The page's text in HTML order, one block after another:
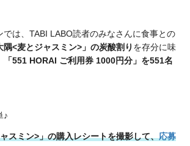
では、TABI LABO読者のみなさんに食事との
隅<麦とジャスミン>」の炭酸割り を存分に味
「551 HORAI ご利用券 1000円分」を551名
♪
スミン>」の購入レシートを撮影して、応募